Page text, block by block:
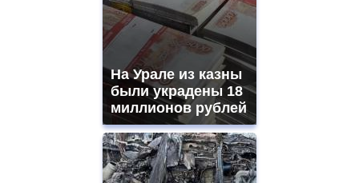
На Урале из казны
были украдены 18
миллионов рублей